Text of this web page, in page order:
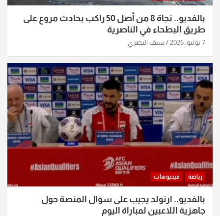
بالفديو.. نجاة 8 من أصل 50 راكب بحادث مروع على
طريق البطحاء في الناصرية
7 يونيو، 2026 سيف البصري
رياضة فيديوهات
بالفديو.. ارنولد يجيب على سؤال المنصة حول
جاهزية اللاعبين لمباراة اليوم